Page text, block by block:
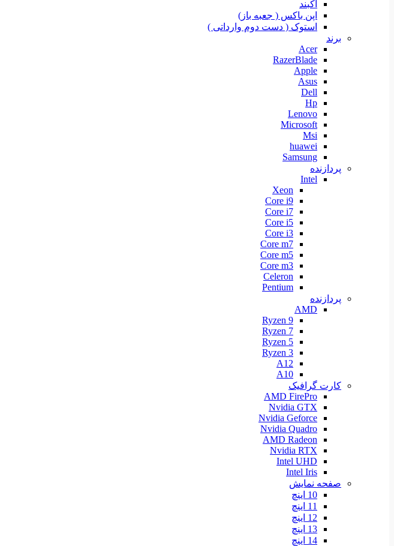
آکبند
اپن باکس ( جعبه باز)
استوک ( دست دوم وارداتی )
برند
Acer
RazerBlade
Apple
Asus
Dell
Hp
Lenovo
Microsoft
Msi
huawei
Samsung
پردازنده
Intel
Xeon
Core i9
Core i7
Core i5
Core i3
Core m7
Core m5
Core m3
Celeron
Pentium
پردازنده
AMD
Ryzen 9
Ryzen 7
Ryzen 5
Ryzen 3
A12
A10
کارت گرافیک
AMD FirePro
Nvidia GTX
Nvidia Geforce
Nvidia Quadro
AMD Radeon
Nvidia RTX
Intel UHD
Intel Iris
صفحه نمایش
10 اینچ
11 اینچ
12 اینچ
13 اینچ
14 اینچ